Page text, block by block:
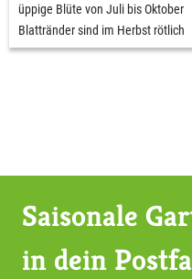
üppige Blüte von Juli bis Oktober
Blattränder sind im Herbst rötlich
Saisonale
in dein